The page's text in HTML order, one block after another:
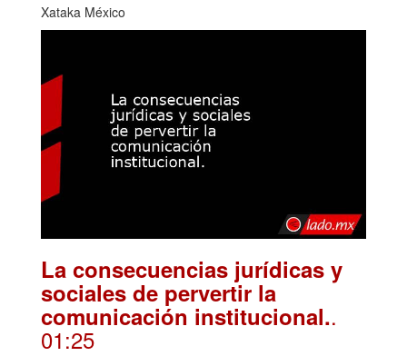
Xataka México
La consecuencias jurídicas y
sociales de pervertir la
comunicación institucional..
01:25